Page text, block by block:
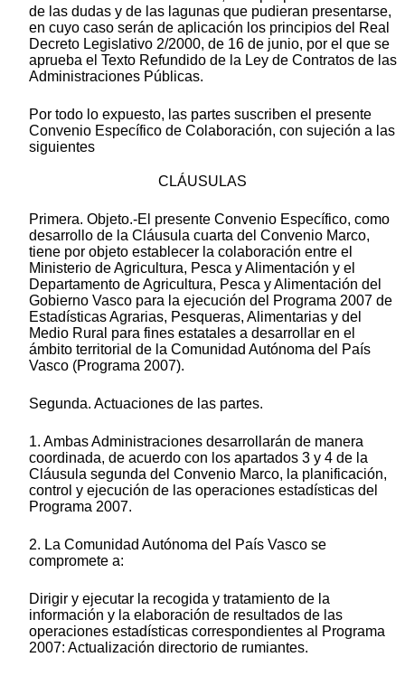
de las dudas y de las lagunas que pudieran presentarse,
en cuyo caso serán de aplicación los principios del Real
Decreto Legislativo 2/2000, de 16 de junio, por el que se
aprueba el Texto Refundido de la Ley de Contratos de las
Administraciones Públicas.
Por todo lo expuesto, las partes suscriben el presente
Convenio Específico de Colaboración, con sujeción a las
siguientes
CLÁUSULAS
Primera. Objeto.-El presente Convenio Específico, como
desarrollo de la Cláusula cuarta del Convenio Marco,
tiene por objeto establecer la colaboración entre el
Ministerio de Agricultura, Pesca y Alimentación y el
Departamento de Agricultura, Pesca y Alimentación del
Gobierno Vasco para la ejecución del Programa 2007 de
Estadísticas Agrarias, Pesqueras, Alimentarias y del
Medio Rural para fines estatales a desarrollar en el
ámbito territorial de la Comunidad Autónoma del País
Vasco (Programa 2007).
Segunda. Actuaciones de las partes.
1. Ambas Administraciones desarrollarán de manera
coordinada, de acuerdo con los apartados 3 y 4 de la
Cláusula segunda del Convenio Marco, la planificación,
control y ejecución de las operaciones estadísticas del
Programa 2007.
2. La Comunidad Autónoma del País Vasco se
compromete a:
Dirigir y ejecutar la recogida y tratamiento de la
información y la elaboración de resultados de las
operaciones estadísticas correspondientes al Programa
2007: Actualización directorio de rumiantes.